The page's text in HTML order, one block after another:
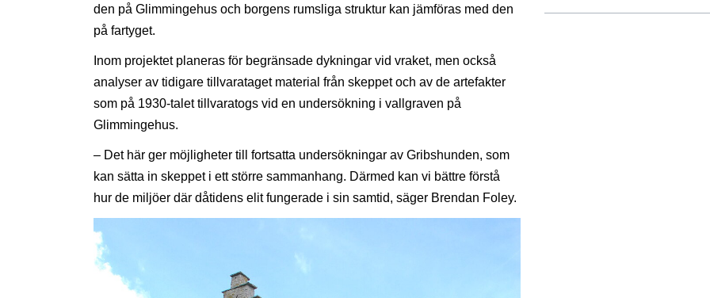
den på Glimmingehus och borgens rumsliga struktur kan jämföras med den
på fartyget.
Inom projektet planeras för begränsade dykningar vid vraket, men också
analyser av tidigare tillvarataget material från skeppet och av de artefakter
som på 1930-talet tillvaratogs vid en undersökning i vallgraven på
Glimmingehus.
– Det här ger möjligheter till fortsatta undersökningar av Gribshunden, som
kan sätta in skeppet i ett större sammanhang. Därmed kan vi bättre förstå
hur de miljöer där dåtidens elit fungerade i sin samtid, säger Brendan Foley.